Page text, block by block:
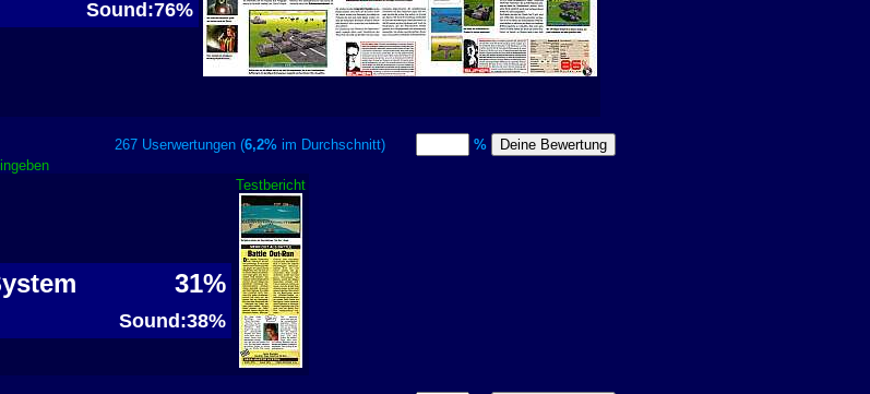
Sound:76%
267 Userwertungen (6,2% im Durchschnitt)
%
Testbericht
31%
Sound:38%